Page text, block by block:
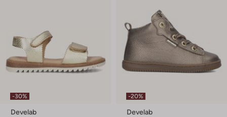
-30%
Develab
-20%
Develab